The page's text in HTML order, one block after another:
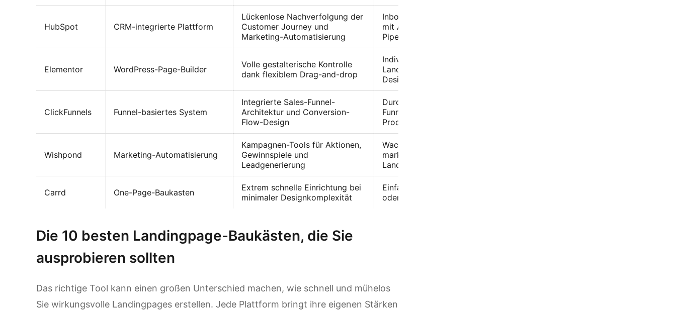
HubSpot CRM-integrierte Plattform
Lückenlose Nachverfolgung der
Customer Journey und
Marketing-Automatisierung
Inbound-Marketing-Kampagnen
mit Anbindung an CRM-
Pipelines
Elementor WordPress-Page-Builder
Volle gestalterische Kontrolle
dank flexiblem Drag-and-drop
Individuelle WordPress-
Landingpages mit hohen
Designansprüchen
ClickFunnels Funnel-basiertes System
Integrierte Sales-Funnel-
Architektur und Conversion-
Flow-Design
Durchgängige Online-Sales-
Funnels und
Produkteinführungen
Wishpond Marketing-Automatisierung
Kampagnen-Tools für Aktionen,
Gewinnspiele und
Leadgenerierung
Wachstumskampagnen und
marketinggetriebene
Landingpages
Carrd One-Page-Baukasten
Extrem schnelle Einrichtung bei
minimaler Designkomplexität
Einfache One-Page-Privatseiten
oder schlanke Landingpages
Die 10 besten Landingpage-Baukästen, die Sie
ausprobieren sollten
Das richtige Tool kann einen großen Unterschied machen, wie schnell und mühelos
Sie wirkungsvolle Landingpages erstellen. Jede Plattform bringt ihre eigenen Stärken